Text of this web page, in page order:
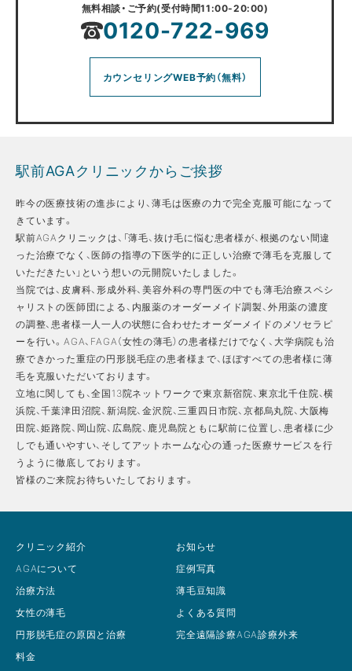
無料相談・ご予約(受付時間11:00-20:00)
0120-722-969
カウンセリングWEB予約（無料）
駅前AGAクリニックからご挨拶
昨今の医療技術の進歩により、薄毛は医療の力で完全克服可能になって
きています。
駅前AGAクリニックは、「薄毛、抜け毛に悩む患者様が、根拠のない間違
った治療でなく、医師の指導の下医学的に正しい治療で薄毛を克服して
いただきたい」という想いの元開院いたしました。
当院では、皮膚科、形成外科、美容外科の専門医の中でも薄毛治療スペシ
ャリストの医師団による、内服薬のオーダーメイド調製、外用薬の濃度
の調整、患者様一人一人の状態に合わせたオーダーメイドのメソセラピ
ーを行い。AGA、FAGA（女性の薄毛）の患者様だけでなく、大学病院も治
療できかった重症の円形脱毛症の患者様まで、ほぼすべての患者様に薄
毛を克服いただいております。
立地に関しても、全国13院ネットワークで東京新宿院、東京北千住院、横
浜院、千葉津田沼院、新潟院、金沢院、三重四日市院、京都烏丸院、大阪梅
田院、姫路院、岡山院、広島院、鹿児島院ともに駅前に位置し、患者様に少
しでも通いやすい、そしてアットホームな心の通った医療サービスを行
うように徹底しております。
皆様のご来院お待ちいたしております。
クリニック紹介
AGAについて
治療方法
女性の薄毛
円形脱毛症の原因と治療
料金
お知らせ
症例写真
薄毛豆知識
よくある質問
完全遠隔診療AGA診療外来